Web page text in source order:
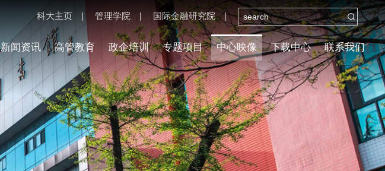
科大主页 | 管理学院 | 国际金融研究院 | 
新闻资讯 高管教育 政企培训 专题项目 中心映像 下载中心 联系我们